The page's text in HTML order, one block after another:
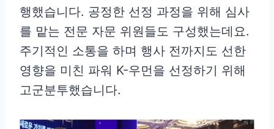
행했습니다. 공정한 선정 과정을 위해 심사
를 맡는 전문 자문 위원들도 구성했는데요.
주기적인 소통을 하며 행사 전까지도 선한
영향을 미친 파워 K-우먼을 선정하기 위해
고군분투했습니다.